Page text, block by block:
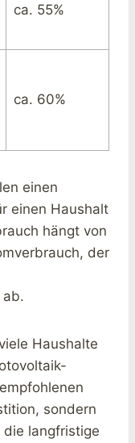
ca. 55%
ca. 60%
einen
einen Haushalt
hängt von
der
ab.
Haushalte
sondern
langfristige